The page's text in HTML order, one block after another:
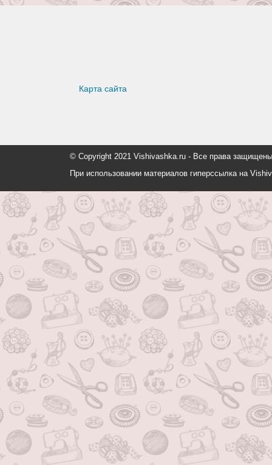
Карта сайта
© Copyright 2021 Vishivashka.ru - Все права
При использовании материалов гиперссылка на